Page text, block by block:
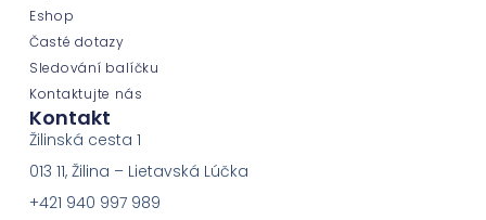
Eshop
Časté dotazy
Sledování balíčku
Kontaktujte nás
Kontakt
Žilinská cesta 1
013 11, Žilina – Lietavská Lúčka
+421 940 997 989